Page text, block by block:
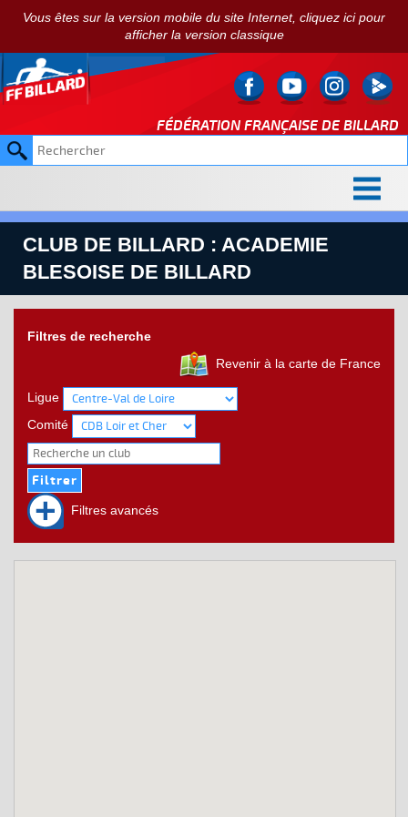
Vous êtes sur la version mobile du site Internet, cliquez ici pour
afficher la version classique
FÉDÉRATION FRANÇAISE DE BILLARD
CLUB DE BILLARD : ACADEMIE
BLESOISE DE BILLARD
Filtres de recherche
Revenir à la carte de France
Ligue
Comité
Filtres avancés